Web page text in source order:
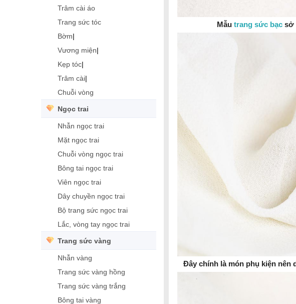
Trâm cài áo
Trang sức tóc
Bờm|
Vương miện|
Kẹp tóc|
Trâm cài|
Chuỗi vòng
Ngọc trai
Nhẫn ngọc trai
Mặt ngọc trai
Chuỗi vòng ngọc trai
Bông tai ngọc trai
Viên ngọc trai
Dây chuyền ngọc trai
Bộ trang sức ngọc trai
Lắc, vòng tay ngọc trai
Trang sức vàng
Nhẫn vàng
Trang sức vàng hồng
Trang sức vàng trắng
Bông tai vàng
Mẫu trang sức bạc sở
Đây chính là món phụ kiện nên